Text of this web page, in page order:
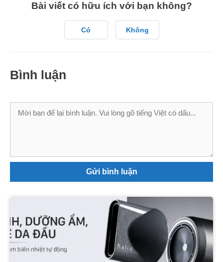
Bài viết có hữu ích với bạn không?
Có Không
Bình luận
Bình